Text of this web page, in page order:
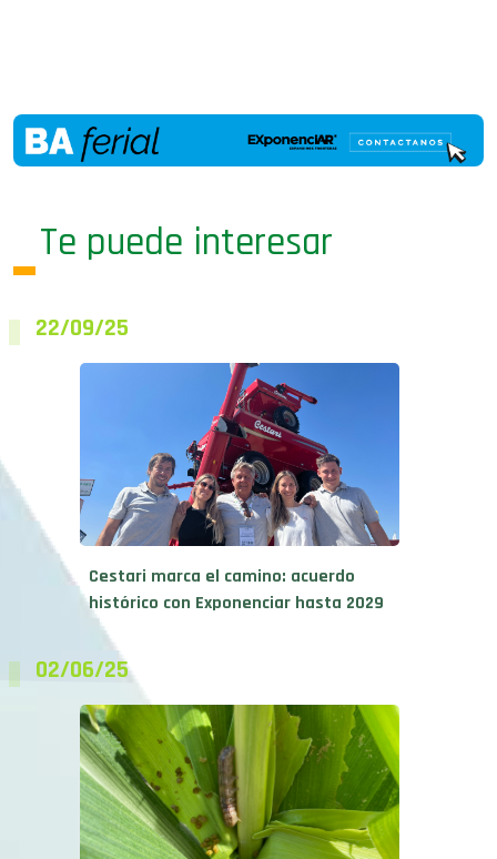
Te puede interesar
22/09/25
Cestari marca el camino: acuerdo
histórico con Exponenciar hasta 2029
02/06/25